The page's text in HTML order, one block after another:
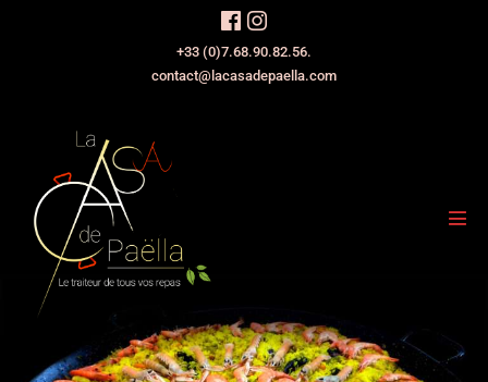
+33 (0)7.68.90.82.56.
contact@lacasadepaella.com